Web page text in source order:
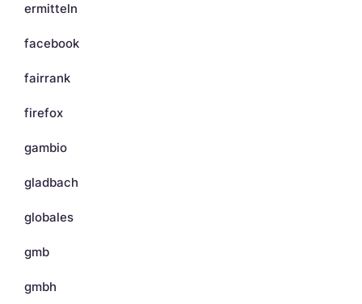
ermitteln
facebook
fairrank
firefox
gambio
gladbach
globales
gmb
gmbh